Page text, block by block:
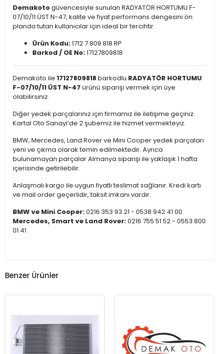
Demakotogüvencesiyle sunulan RADYATÖR HORTUMU F-
07/10/11 ÜST N-47, kalite ve fiyat performans dengesini ön
planda tutan kullanıcılar için ideal bir tercihtir.
Ürün Kodu:1712 7 809 818 RP
Barkod / OE No:17127809818
Demakoto ile 17127809818barkodlu RADYATÖR HORTUMU
F-07/10/11 ÜST N-47 ürünü siparişi vermek için üye
olabilirsiniz.
Diğer yedek parçalarınız için firmamız ile iletişime geçiniz.
Kartal Oto Sanayi’de 2 şubemiz ile hizmet vermekteyiz.
BMW, Mercedes, Land Rover ve Mini Cooper yedek parçaları
yeni ve çıkma olarak temin edilmektedir. Ayrıca
bulunamayan parçalar Almanya siparişi ile yaklaşık 1 hafta
içerisinde getirilebilir.
Anlaşmalı kargo ile uygun fiyatlı teslimat sağlanır. Kredi kartı
ve mail order geçerlidir, taksit imkanı vardır.
BMW ve Mini Cooper:0216 353 93 21 - 0538 942 41 00
Mercedes, Smart ve Land Rover:0216 755 51 52 - 0553 800
01 41
Benzer Ürünler